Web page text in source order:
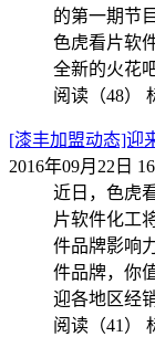
的第一期节
色虎看片软
全新的火花吧
阅读（48）
[漆丰加盟动态]迎
2016年09月22日
近日，色虎
片软件化工
件品牌影响
件品牌，你
迎各地区经
阅读（41）